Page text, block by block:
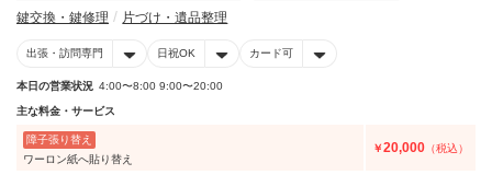
鍵交換・鍵修理
片づけ・遺品整理
出張・訪問専門 日祝OK カード可
本日の営業状況 4:00〜8:00 9:00〜20:00
主な料金・サービス
障子張り替え
ワーロン紙へ貼り替え
￥20,000 （税込）